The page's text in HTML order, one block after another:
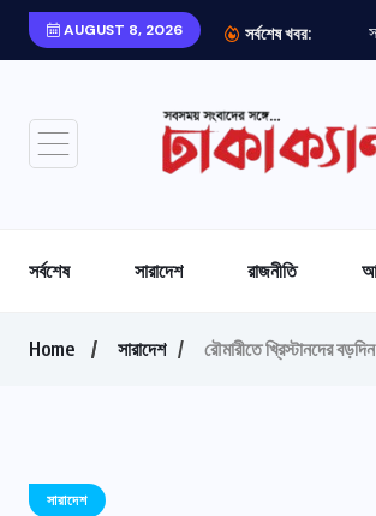
AUGUST 8, 2026 সর্বশেষ খবর:
সর্বশেষ সারাদেশ রাজনীতি
Home সারাদেশ রৌমারীতে খ্রিস্টানদের
সারাদেশ